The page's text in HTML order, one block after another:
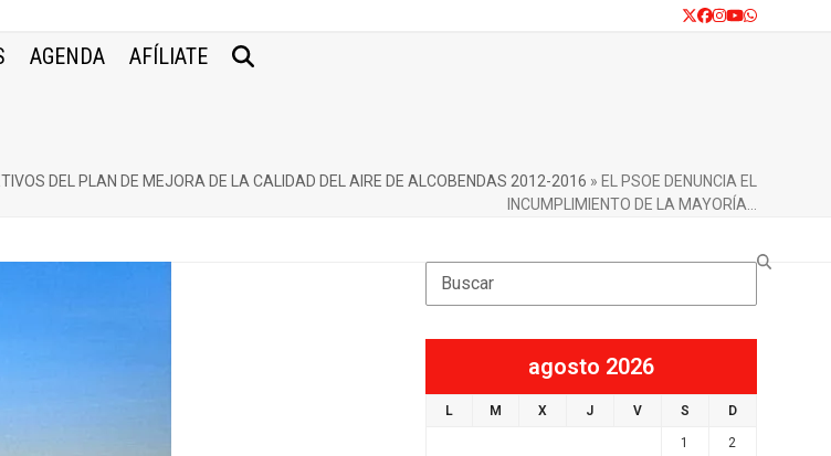
Twitter
Facebook
Instagram
YouTube
Whatsapp
AGENDA AFÍLIATE
DEL PLAN DE MEJORA DE LA CALIDAD DEL AIRE DE ALCOBENDAS 2012-2016 » EL PSOE DENUNCIA EL
INCUMPLIMIENTO DE LA MAYORÍA…
Search
agosto 2026
L M X J V S D
1 2